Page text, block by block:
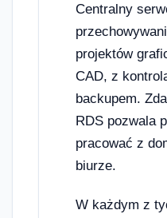
Centralny
projektów
CAD, z
backupem.
RDS pozwala
pracować z
biurze.
W każdym z